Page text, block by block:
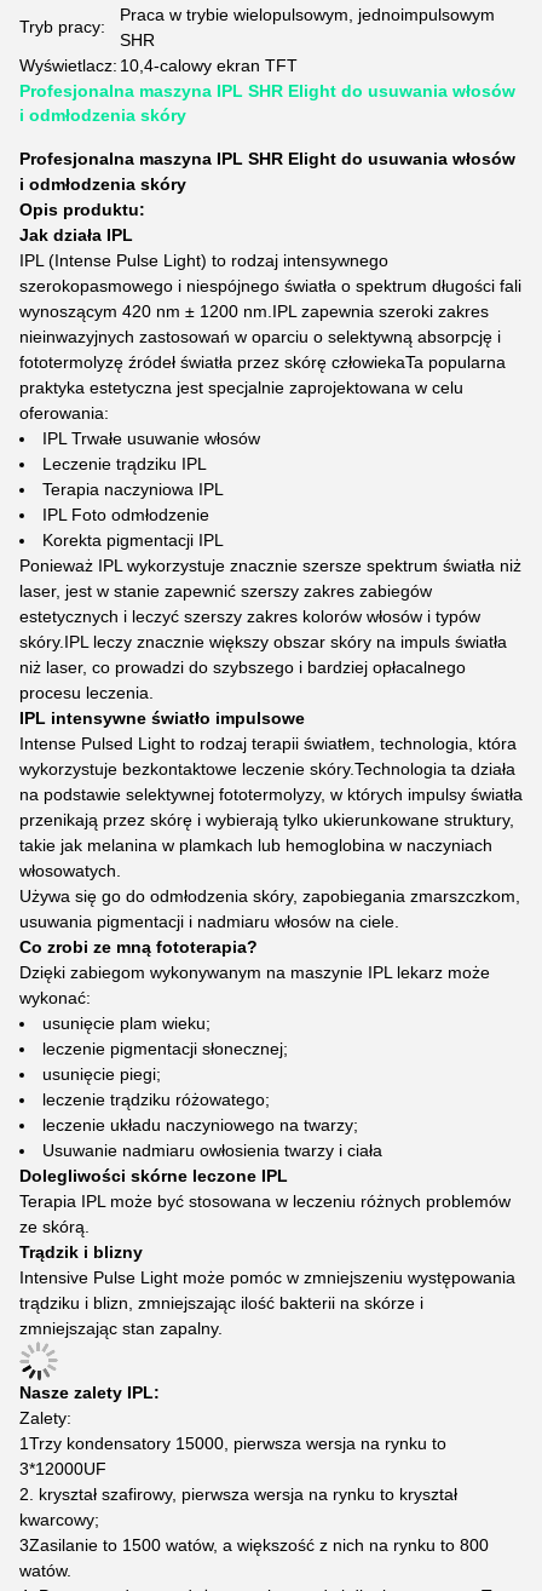
Tryb pracy:
Praca w trybie wielopulsowym, jednoimpulsowym
SHR
Wyświetlacz: 10,4-calowy ekran TFT
Profesjonalna maszyna IPL SHR Elight do usuwania włosów
i odmłodzenia skóry
Profesjonalna maszyna IPL SHR Elight do usuwania włosów
i odmłodzenia skóry
Opis produktu:
Jak działa IPL
IPL (Intense Pulse Light) to rodzaj intensywnego
szerokopasmowego i niespójnego światła o spektrum długości fali
wynoszącym 420 nm ± 1200 nm.IPL zapewnia szeroki zakres
nieinwazyjnych zastosowań w oparciu o selektywną absorpcję i
fototermolyzę źródeł światła przez skórę człowiekaTa popularna
praktyka estetyczna jest specjalnie zaprojektowana w celu
oferowania:
IPL Trwałe usuwanie włosów
Leczenie trądziku IPL
Terapia naczyniowa IPL
IPL Foto odmłodzenie
Korekta pigmentacji IPL
Ponieważ IPL wykorzystuje znacznie szersze spektrum światła niż
laser, jest w stanie zapewnić szerszy zakres zabiegów
estetycznych i leczyć szerszy zakres kolorów włosów i typów
skóry.IPL leczy znacznie większy obszar skóry na impuls światła
niż laser, co prowadzi do szybszego i bardziej opłacalnego
procesu leczenia.
IPL intensywne światło impulsowe
Intense Pulsed Light to rodzaj terapii światłem, technologia, która
wykorzystuje bezkontaktowe leczenie skóry.Technologia ta działa
na podstawie selektywnej fototermolyzy, w których impulsy światła
przenikają przez skórę i wybierają tylko ukierunkowane struktury,
takie jak melanina w plamkach lub hemoglobina w naczyniach
włosowatych.
Używa się go do odmłodzenia skóry, zapobiegania zmarszczkom,
usuwania pigmentacji i nadmiaru włosów na ciele.
Co zrobi ze mną fototerapia?
Dzięki zabiegom wykonywanym na maszynie IPL lekarz może
wykonać:
usunięcie plam wieku;
leczenie pigmentacji słonecznej;
usunięcie piegi;
leczenie trądziku różowatego;
leczenie układu naczyniowego na twarzy;
Usuwanie nadmiaru owłosienia twarzy i ciała
Dolegliwości skórne leczone IPL
Terapia IPL może być stosowana w leczeniu różnych problemów
ze skórą.
Trądzik i blizny
Intensive Pulse Light może pomóc w zmniejszeniu występowania
trądziku i blizn, zmniejszając ilość bakterii na skórze i
zmniejszając stan zapalny.
Nasze zalety IPL:
Zalety:
1Trzy kondensatory 15000, pierwsza wersja na rynku to
3*12000UF
2. kryształ szafirowy, pierwsza wersja na rynku to kryształ
kwarcowy;
3Zasilanie to 1500 watów, a większość z nich na rynku to 800
watów.